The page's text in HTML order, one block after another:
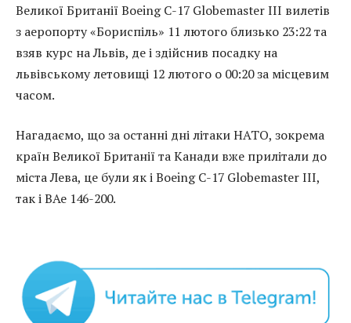
Великої Британії Boeing C-17 Globemaster III вилетів
з аеропорту «Бориспіль» 11 лютого близько 23:22 та
взяв курс на Львів, де і здійснив посадку на
львівському летовищі 12 лютого о 00:20 за місцевим
часом.
Нагадаємо, що за останні дні літаки НАТО, зокрема
країн Великої Британії та Канади вже прилітали до
міста Лева, це були як і Boeing C-17 Globemaster III,
так і BAe 146-200.